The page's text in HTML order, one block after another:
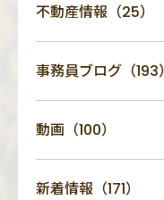
不動産情報（25）
事務員ブログ（193）
動画（100）
新着情報（171）